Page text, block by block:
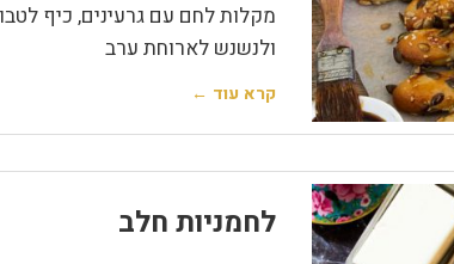
מקלות לחם עם גרעינים, כיף
ולנשנש לארוחת ערב
קרא עוד ←
לחמניות חלב